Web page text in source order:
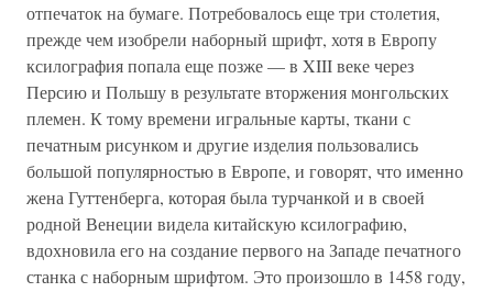
отпечаток на бумаге. Потребовалось еще три столетия,
прежде чем изобрели наборный шрифт, хотя в Европу
ксилография попала еще позже — в XIII веке через
Персию и Польшу в результате вторжения монгольских
племен. К тому времени игральные карты, ткани с
печатным рисунком и другие изделия пользовались
большой популярностью в Европе, и говорят, что именно
жена Гуттенберга, которая была турчанкой и в своей
родной Венеции видела китайскую ксилографию,
вдохновила его на создание первого на Западе печатного
станка с наборным шрифтом. Это произошло в 1458 году,